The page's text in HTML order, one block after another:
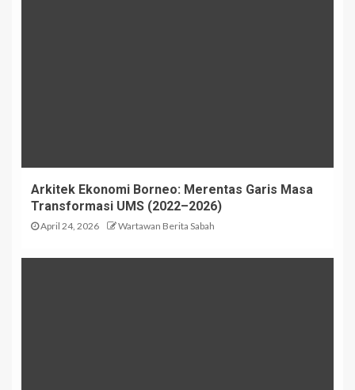
Arkitek Ekonomi Borneo: Merentas Garis Masa
Transformasi UMS (2022–2026)
April 24, 2026 Wartawan Berita Sabah